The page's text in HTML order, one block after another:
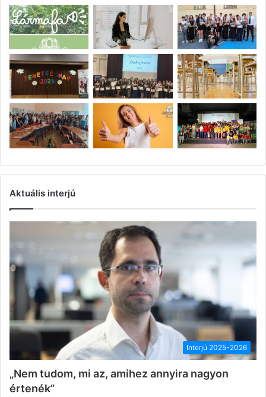
Aktuális interjú
Interjú 2025-2026
„Nem tudom, mi az, amihez annyira nagyon
értenék”